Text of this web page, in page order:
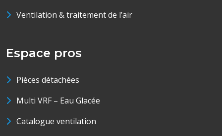
Ventilation & traitement de l’air
Espace pros
Pièces détachées
Multi VRF – Eau Glacée
Catalogue ventilation